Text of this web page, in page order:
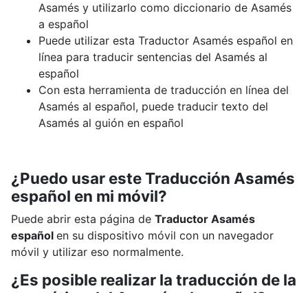
Asamés y utilizarlo como diccionario de Asamés
a español
Puede utilizar esta Traductor Asamés español en
línea para traducir sentencias del Asamés al
español
Con esta herramienta de traducción en línea del
Asamés al español, puede traducir texto del
Asamés al guión en español
¿Puedo usar este Traducción Asamés
español en mi móvil?
Puede abrir esta página de Traductor Asamés
español en su dispositivo móvil con un navegador
móvil y utilizar eso normalmente.
¿Es posible realizar la traducción de la